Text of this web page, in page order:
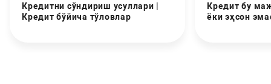
Кредитни сўндириш усуллари |
Кредит бўйича тўловлар
Кредит бу
ёки эҳсон